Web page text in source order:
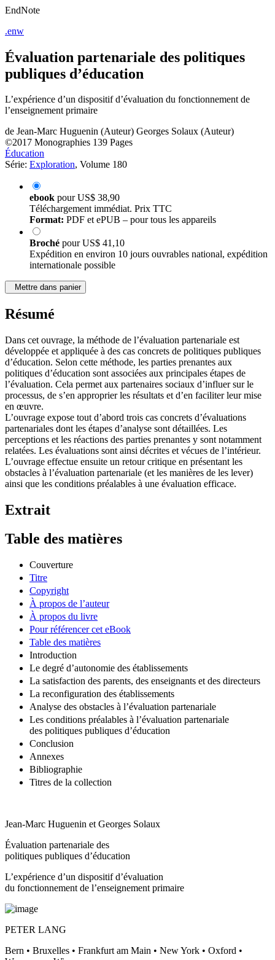
EndNote
.enw
Évaluation partenariale des politiques
publiques d’éducation
L’expérience d’un dispositif d’évaluation du fonctionnement de
l’enseignement primaire
de Jean-Marc Huguenin (Auteur) Georges Solaux (Auteur)
©2017 Monographies 139 Pages
Éducation
Série: Exploration, Volume 180
ebook pourUS$ 38,90
Téléchargement immédiat. Prix TTC
Format: PDF et ePUB – pour tous les appareils
Broché pourUS$ 41,10
Expédition en environ 10 jours ouvrables national, expédition
internationale possible
Mettre dans panier
Résumé
Dans cet ouvrage, la méthode de l’évaluation partenariale est
développée et appliquée à des cas concrets de politiques publiques
d’éducation. Selon cette méthode, les parties prenantes aux
politiques d’éducation sont associées aux principales étapes de
l’évaluation. Cela permet aux partenaires sociaux d’influer sur le
processus, de s’en approprier les résultats et d’en faciliter leur mise
en œuvre.
L’ouvrage expose tout d’abord trois cas concrets d’évaluations
partenariales dont les étapes d’analyse sont détaillées. Les
perceptions et les réactions des parties prenantes y sont notamment
relatées. Les évaluations sont ainsi décrites et vécues de l’intérieur.
L’ouvrage effectue ensuite un retour critique en présentant les
obstacles à l’évaluation partenariale (et les manières de les lever)
ainsi que les conditions préalables à une évaluation efficace.
Extrait
Table des matières
Couverture
Titre
Copyright
À propos de l’auteur
À propos du livre
Pour référencer cet eBook
Table des matières
Introduction
Le degré d’autonomie des établissements
La satisfaction des parents, des enseignants et des directeurs
La reconfiguration des établissements
Analyse des obstacles à l’évaluation partenariale
Les conditions préalables à l’évaluation partenariale
des politiques publiques d’éducation
Conclusion
Annexes
Bibliographie
Titres de la collection
Jean-Marc Huguenin et Georges Solaux
Évaluation partenariale des
politiques publiques d’éducation
L’expérience d’un dispositif d’évaluation
du fonctionnement de l’enseignement primaire
PETER LANG
Bern • Bruxelles • Frankfurt am Main • New York • Oxford •